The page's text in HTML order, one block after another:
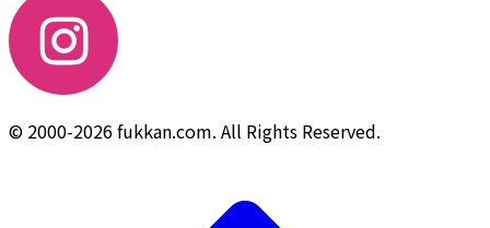
© 2000-2026 fukkan.com. All Rights Reserved.